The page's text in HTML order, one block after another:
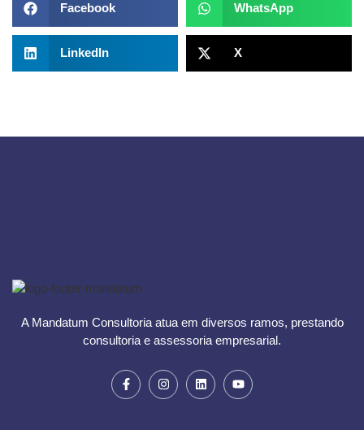
Facebook WhatsApp
LinkedIn X
A Mandatum Consultoria atua em diversos ramos, prestando
consultoria e assessoria empresarial.